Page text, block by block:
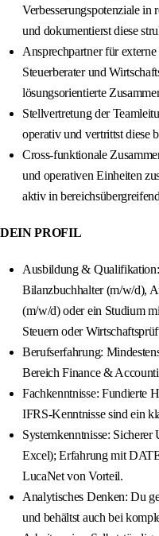
Verbesserungspotenziale in
und dokumentierst diese
Ansprechpartner für
Steuerberater und
lösungsorientierte
Stellvertretung der
operativ und vertrittst diese
Cross-funktionale
und operativen Einheiten
aktiv in
DEIN PROFIL
Ausbildung &
Bilanzbuchhalter (m/w/d),
(m/w/d) oder ein Studium
Steuern oder
Berufserfahrung:
Bereich Finance &
Fachkenntnisse: Fundierte
IFRS-Kenntnisse sind ein
Systemkenntnisse:
Excel); Erfahrung mit
LucaNet von Vorteil.
Analytisches Denken: Du
und behältst auch bei